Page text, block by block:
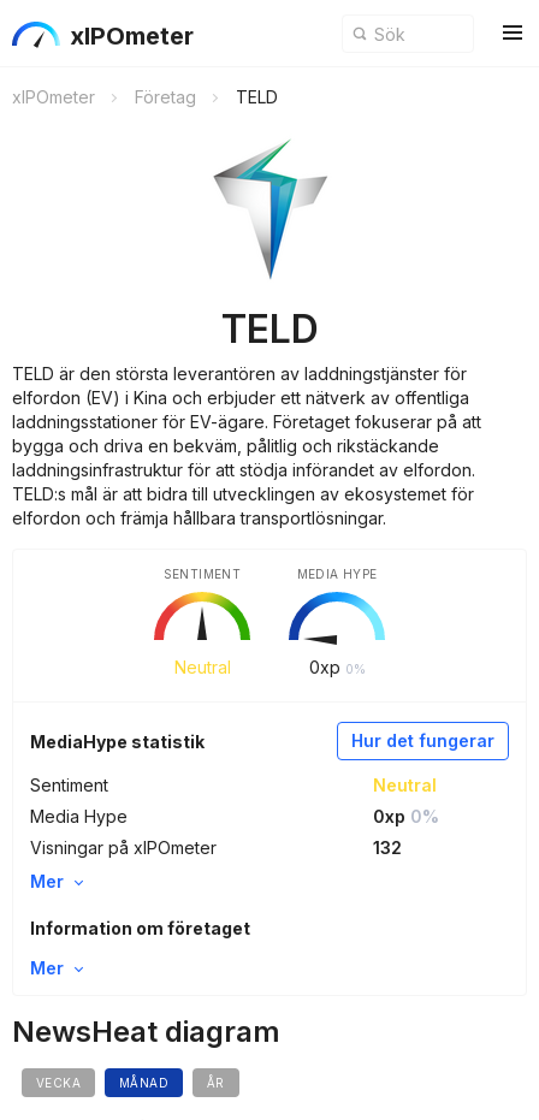
xIPOmeter
xIPOmeter Företag TELD
TELD
TELD är den största leverantören av laddningstjänster för
elfordon (EV) i Kina och erbjuder ett nätverk av offentliga
laddningsstationer för EV-ägare. Företaget fokuserar på att
bygga och driva en bekväm, pålitlig och rikstäckande
laddningsinfrastruktur för att stödja införandet av elfordon.
TELD:s mål är att bidra till utvecklingen av ekosystemet för
elfordon och främja hållbara transportlösningar.
Neutral
SENTIMENT
0xp 0%
MEDIA HYPE
Hur det fungerar
MediaHype statistik
Sentiment
Neutral
Media Hype
0xp 0%
Visningar på xIPOmeter
132
Mer
Information om företaget
Mer
NewsHeat diagram
VECKA MÅNAD ÅR